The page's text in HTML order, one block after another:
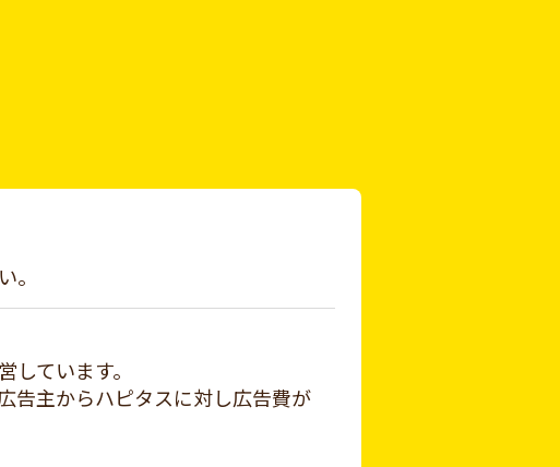
。
ています。
告主からハピタスに対し広告費が